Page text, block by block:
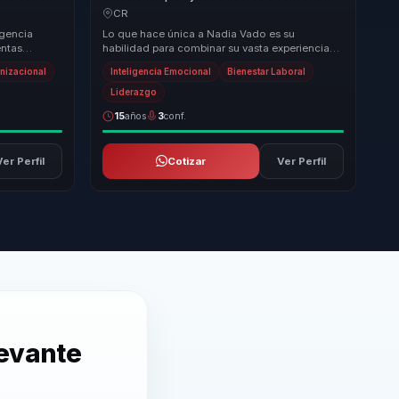
y
Perfil
bienestar y mindfulness en productividad y
CR
Lo que hace única a Nadia Vado es su
habilidad para combinar su vasta experiencia
en inteligencia emocional con un enfoque
práctico y apl...
Inteligencia Emocional Bienestar Laboral
Liderazgo
15años 3conf.
Cotizar Ver Perfil